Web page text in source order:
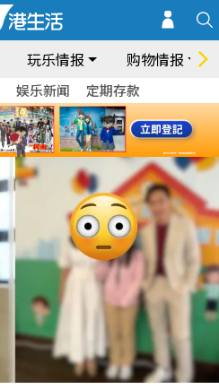
玩乐情报 购物情报
娱乐新闻 定期存款